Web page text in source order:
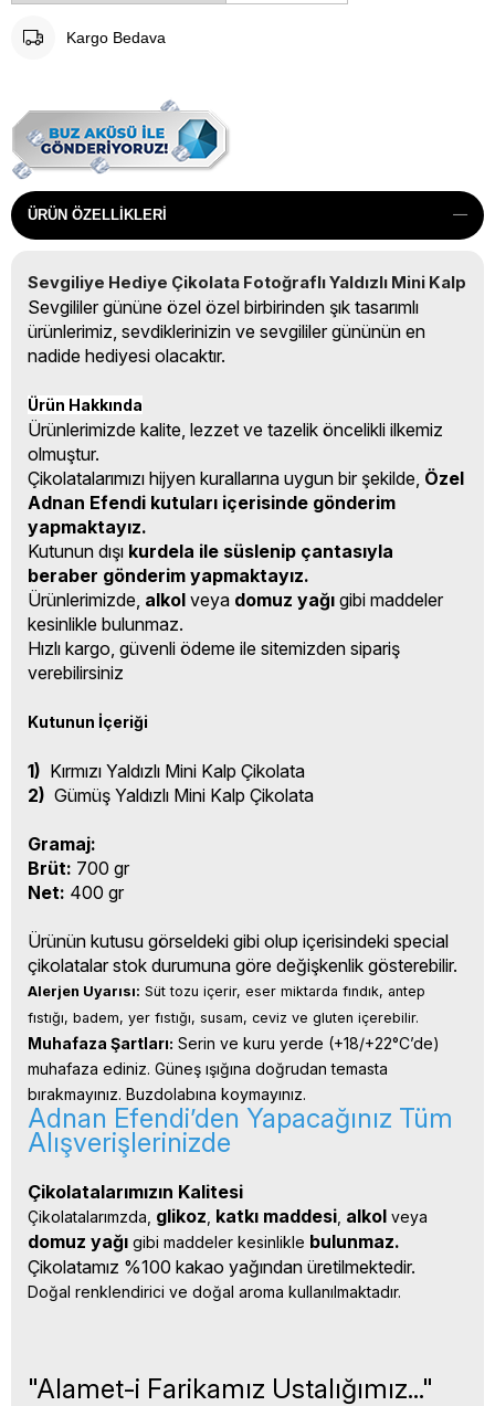
Kargo Bedava
ÜRÜN ÖZELLIKLERI
Sevgiliye Hediye Çikolata Fotoğraflı Yaldızlı Mini Kalp
Sevgililer gününe özel özel birbirinden şık tasarımlı
ürünlerimiz, sevdiklerinizin ve sevgililer gününün en
nadide hediyesi olacaktır.
Ürün Hakkında
Ürünlerimizde kalite, lezzet ve tazelik öncelikli ilkemiz
olmuştur.
Çikolatalarımızı hijyen kurallarına uygun bir şekilde, Özel
Adnan Efendi kutuları içerisinde gönderim
yapmaktayız.
Kutunun dışı kurdela ile süslenip çantasıyla
beraber gönderim yapmaktayız.
Ürünlerimizde, alkol veya domuz yağı gibi maddeler
kesinlikle bulunmaz.
Hızlı kargo, güvenli ödeme ile sitemizden sipariş
verebilirsiniz
Kutunun İçeriği
1) Kırmızı Yaldızlı Mini Kalp Çikolata
2) Gümüş Yaldızlı Mini Kalp Çikolata
Gramaj:
Brüt: 700 gr
Net: 400 gr
Ürünün kutusu görseldeki gibi olup içerisindeki special
çikolatalar stok durumuna göre değişkenlik gösterebilir.
Alerjen Uyarısı: Süt tozu içerir, eser miktarda fındık, antep
fıstığı, badem, yer fıstığı, susam, ceviz ve gluten içerebilir.
Muhafaza Şartları: Serin ve kuru yerde (+18/+22°C’de)
muhafaza ediniz. Güneş ışığına doğrudan temasta
bırakmayınız. Buzdolabına koymayınız.
Adnan Efendi’den Yapacağınız Tüm
Alışverişlerinizde
Çikolatalarımızın Kalitesi
Çikolatalarımzda, glikoz katkı maddesi alkol
domuz yağı gibi maddeler kesinlikle bulunmaz.
Çikolatamız %100 kakao yağından üretilmektedir.
Doğal renklendirici ve doğal aroma kullanılmaktadır.
"Alamet-i Farikamız Ustalığımız..."